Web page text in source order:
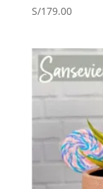
S/179.00